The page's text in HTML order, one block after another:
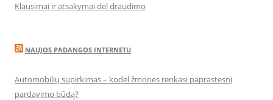
Klausimai ir atsakymai dėl draudimo
NAUJOS PADANGOS INTERNETU
Automobilių supirkimas – kodėl žmonės renkasi paprastesnį
pardavimo būdą?